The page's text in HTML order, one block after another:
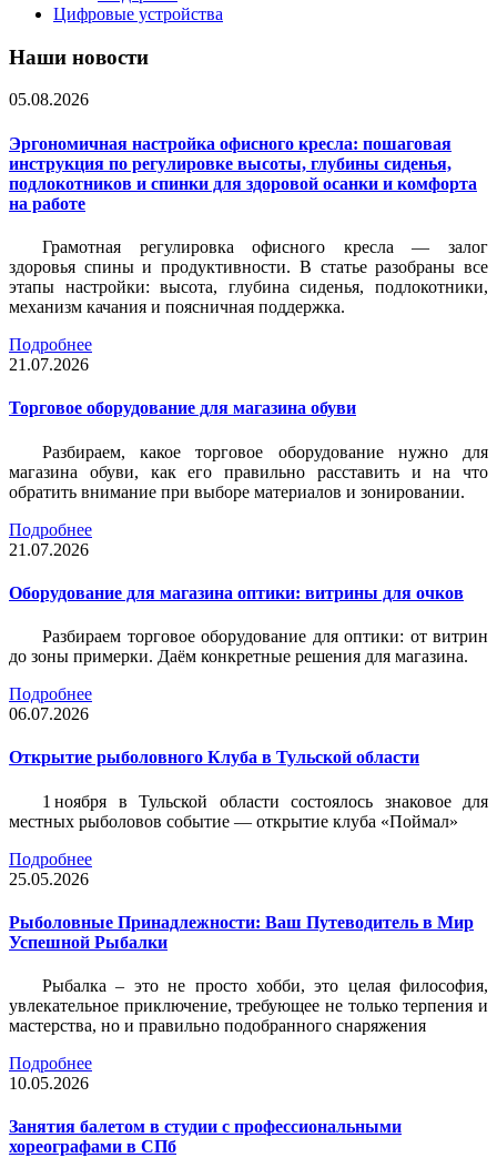
Цифровые устройства
Наши новости
05.08.2026
Эргономичная настройка офисного кресла: пошаговая
инструкция по регулировке высоты, глубины сиденья,
подлокотников и спинки для здоровой осанки и комфорта
на работе
Грамотная регулировка офисного кресла — залог
здоровья спины и продуктивности. В статье разобраны все
этапы настройки: высота, глубина сиденья, подлокотники,
механизм качания и поясничная поддержка.
Подробнее
21.07.2026
Торговое оборудование для магазина обуви
Разбираем, какое торговое оборудование нужно для
магазина обуви, как его правильно расставить и на что
обратить внимание при выборе материалов и зонировании.
Подробнее
21.07.2026
Оборудование для магазина оптики: витрины для очков
Разбираем торговое оборудование для оптики: от витрин
до зоны примерки. Даём конкретные решения для магазина.
Подробнее
06.07.2026
Открытие рыболовного Клуба в Тульской области
1 ноября в Тульской области состоялось знаковое для
местных рыболовов событие — открытие клуба «Поймал»
Подробнее
25.05.2026
Рыболовные Принадлежности: Ваш Путеводитель в Мир
Успешной Рыбалки
Рыбалка – это не просто хобби, это целая философия,
увлекательное приключение, требующее не только терпения и
мастерства, но и правильно подобранного снаряжения
Подробнее
10.05.2026
Занятия балетом в студии с профессиональными
хореографами в СПб